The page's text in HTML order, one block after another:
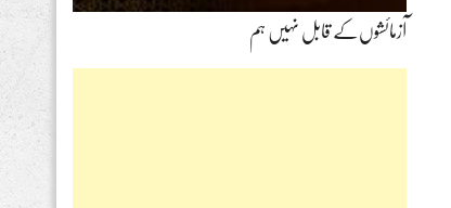
آزمائشوں‌کے قابل نہیں ہم